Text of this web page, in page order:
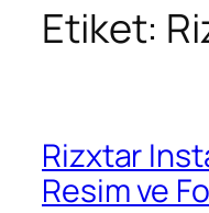
Etiket:
Rizxtar
Resim ve